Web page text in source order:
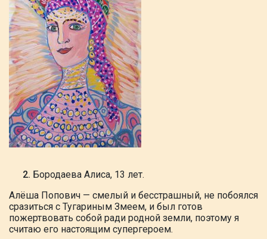
Бородаева Алиса, 13 лет.
Алёша Попович — смелый и бесстрашный, не побоялся
сразиться с Тугариным Змеем, и был готов
пожертвовать собой ради родной земли, поэтому я
считаю его настоящим супергероем.